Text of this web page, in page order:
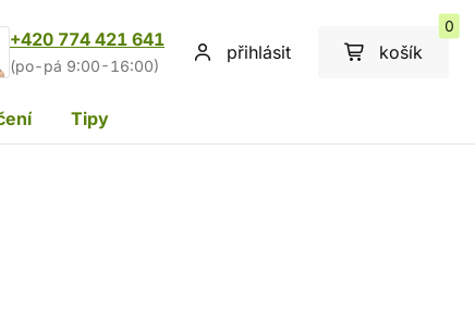
+420 774 421 641
(po-pá 9:00-16:00)
přihlásit košík
0
Tipy